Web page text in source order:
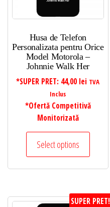
Husa de Telefon
Personalizata pentru Orice
Model Motorola –
Johnnie Walk Her
*SUPER PRET: 44,00 lei TVA
Inclus
*Ofertă Competitivă
Monitorizată
Select options
SUPER PRET!